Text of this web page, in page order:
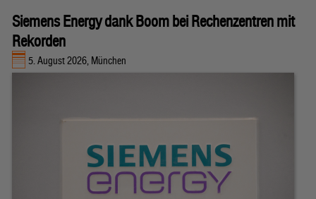
Siemens Energy dank Boom bei Rechenzentren mit
Rekorden
5. August 2026, München